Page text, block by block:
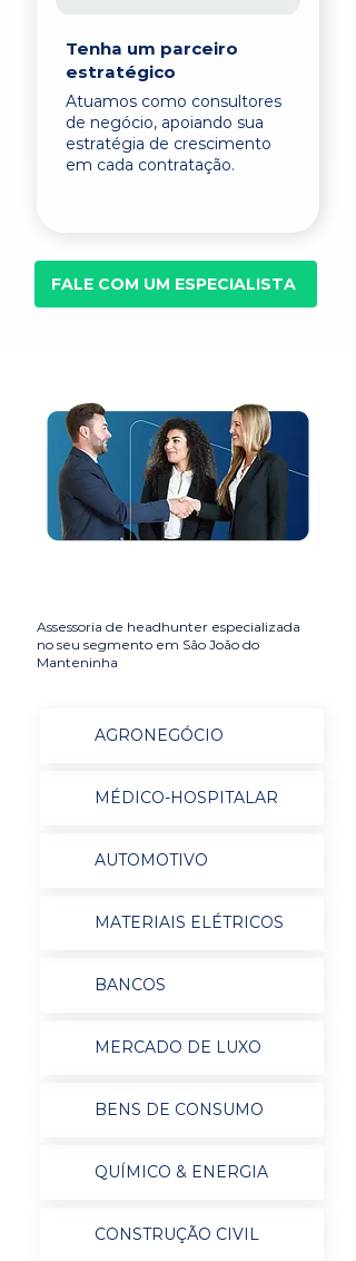
Tenha um parceiro
estratégico
Atuamos como consultores
de negócio, apoiando sua
estratégia de crescimento
em cada contratação.
FALE COM UM ESPECIALISTA
Assessoria de headhunter especializada
no seu segmento em São João do
Manteninha
AGRONEGÓCIO
MÉDICO-HOSPITALAR
AUTOMOTIVO
MATERIAIS ELÉTRICOS
BANCOS
MERCADO DE LUXO
BENS DE CONSUMO
QUÍMICO & ENERGIA
CONSTRUÇÃO CIVIL